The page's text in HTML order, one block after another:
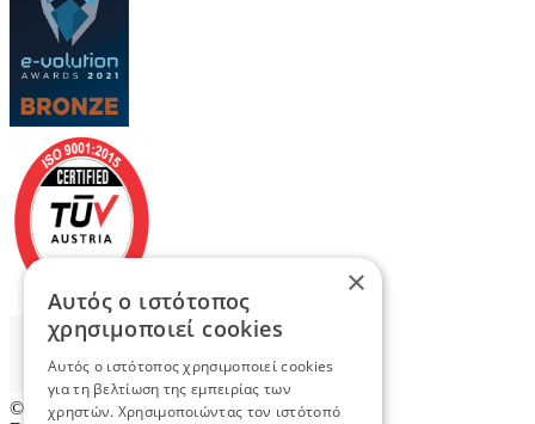
© 2026TradeRetail.gr- All rights reserved
×
Αυτός ο ιστότοπος
χρησιμοποιεί cookies
Αυτός ο ιστότοπος χρησιμοποιεί cookies
για τη βελτίωση της εμπειρίας των
χρηστών. Χρησιμοποιώντας τον ιστότοπό